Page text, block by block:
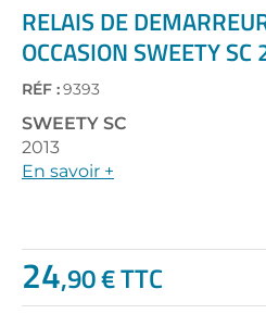
the
beginning
of
the
images
gallery
RELAIS DE
OCCASION SWEETY SC
RÉF :9393
SWEETY SC
2013
En savoir +
24,90 € TTC